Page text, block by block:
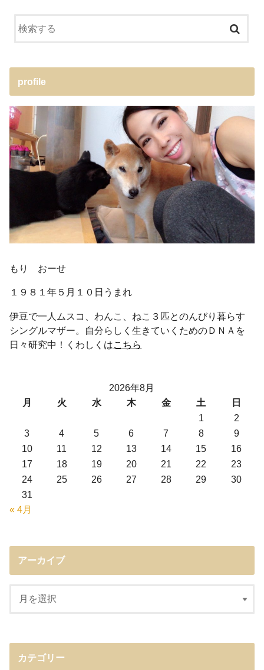
profile
もり おーせ
１９８１年５月１０日うまれ
伊豆で一人ムスコ、わんこ、ねこ３匹とのんびり暮らす
シングルマザー。自分らしく生きていくためのＤＮＡを
日々研究中！くわしくはこちら
2026年8月
月
火 水 木 金 土
日
1
2
3
4 5 6 7 8
9
10
11 12 13 14 15
16
17
18 19 20 21 22
23
24
25 26 27 28 29
30
31
« 4月
アーカイブ
カテゴリー